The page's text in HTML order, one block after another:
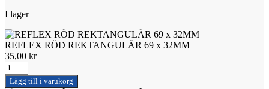
I lager
REFLEX RÖD REKTANGULÄR 69 x 32MM
35,00 kr
REFLEX
RÖD
Lägg till i varukorg